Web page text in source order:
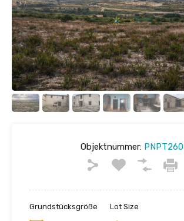
Objektnummer:PNPT260
Grundstücksgröße Lot Size